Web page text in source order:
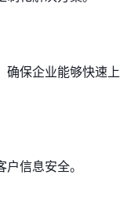
确保企业能够快速上
信息安全。